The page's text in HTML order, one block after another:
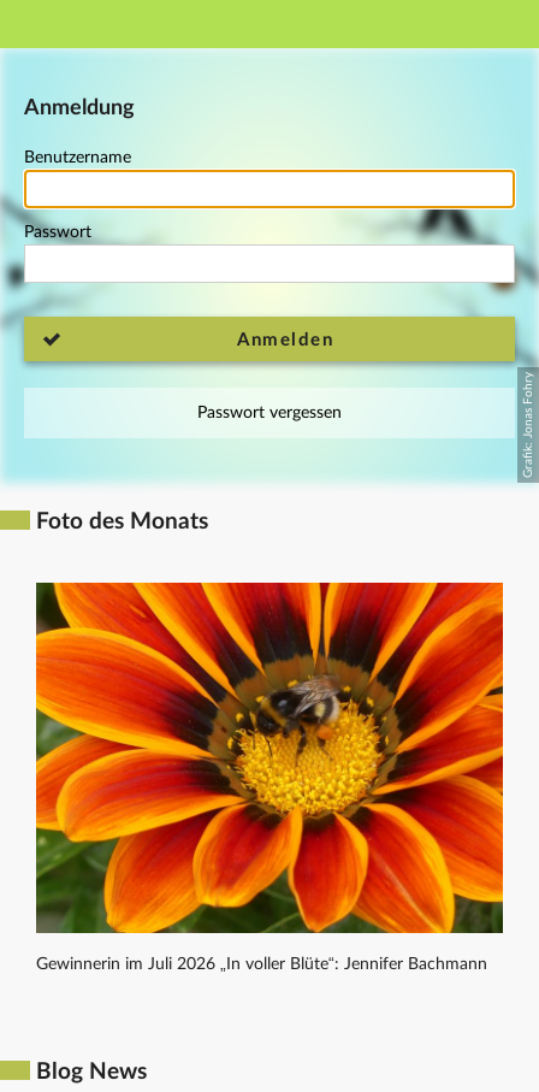
Hauptnavigation
Anmeldung
Benutzername
Passwort
Anmelden
Passwort vergessen
Foto des Monats
Gewinnerin im Juli 2026 „In voller Blüte“: Jennifer Bachmann
Blog News